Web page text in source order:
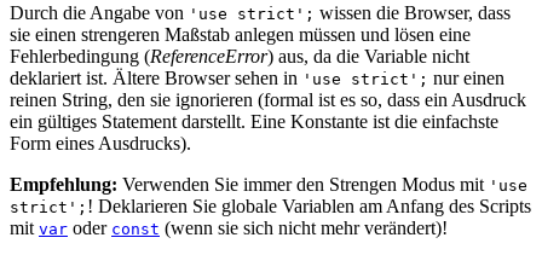
Durch die Angabe von 'use strict'; wissen die Browser, dass
sie einen strengeren Maßstab anlegen müssen und lösen eine
Fehlerbedingung (ReferenceError) aus, da die Variable nicht
deklariert ist. Ältere Browser sehen in 'use strict'; nur einen
reinen String, den sie ignorieren (formal ist es so, dass ein Ausdruck
ein gültiges Statement darstellt. Eine Konstante ist die einfachste
Form eines Ausdrucks).
Empfehlung: Verwenden Sie immer den Strengen Modus mit 'use
strict'; ! Deklarieren Sie globale Variablen am Anfang des Scripts
mit var oder const (wenn sie sich nicht mehr verändert)!